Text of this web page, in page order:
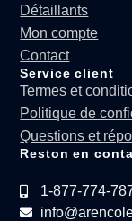
Détaillants
Mon compte
Contact
Service client
Termes et
Politique de
Questions et
Reston en
1-877-774-